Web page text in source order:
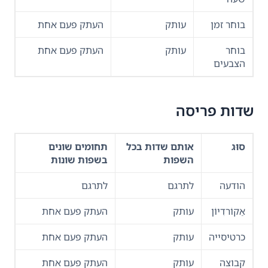
בוחר זמן
עותק
העתק פעם אחת
בוחר
הצבעים
עותק העתק פעם אחת
שדות פריסה
סוּג
אותם שדות בכל
השפות
תחומים שונים
בשפות שונות
הודעה
לתרגם
לתרגם
אַקוֹרדִיוֹן
עותק
העתק פעם אחת
כרטיסייה
עותק
העתק פעם אחת
קבוצה
עותק העתק פעם אחת